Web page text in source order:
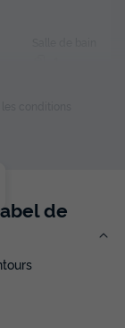
Kenya
de